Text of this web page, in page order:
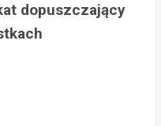
dopuszczający